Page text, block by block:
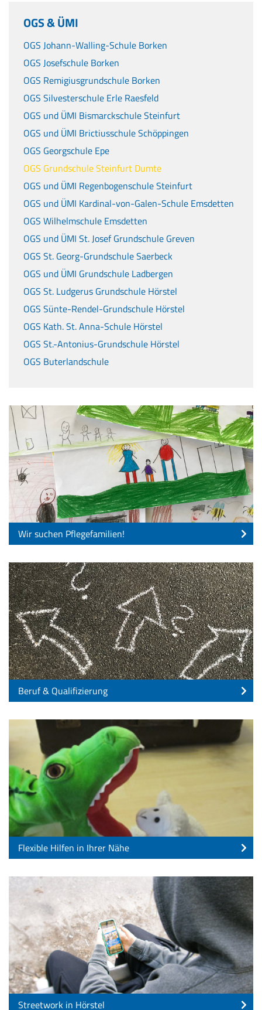
OGS & ÜMI
OGS Johann-Walling-Schule Borken
OGS Josefschule Borken
OGS Remigiusgrundschule Borken
OGS Silvesterschule Erle Raesfeld
OGS und ÜMI Bismarckschule Steinfurt
OGS und ÜMI Brictiusschule Schöppingen
OGS Georgschule Epe
OGS Grundschule Steinfurt Dumte
OGS und ÜMI Regenbogenschule Steinfurt
OGS und ÜMI Kardinal-von-Galen-Schule Emsdetten
OGS Wilhelmschule Emsdetten
OGS und ÜMI St. Josef Grundschule Greven
OGS St. Georg-Grundschule Saerbeck
OGS und ÜMI Grundschule Ladbergen
OGS St. Ludgerus Grundschule Hörstel
OGS Sünte-Rendel-Grundschule Hörstel
OGS Kath. St. Anna-Schule Hörstel
OGS St.-Antonius-Grundschule Hörstel
OGS Buterlandschule
Wir suchen Pflegefamilien!
Beruf & Qualifizierung
Flexible Hilfen in Ihrer Nähe
Streetwork in Hörstel